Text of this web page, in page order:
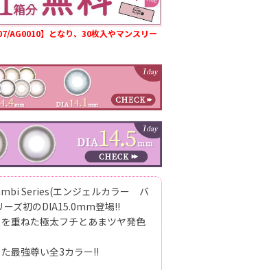
AG0010】となり、30枚入やマンスリー
Series(エンジェルカラー バ
ーズ初のDIA15.0mm登場!!
重ねた極太フチとあまツヤ発色
最強尊い全3カラー!!